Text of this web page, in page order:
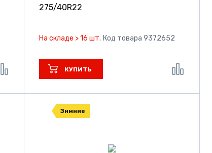
275/40R22
На складе > 16 шт. Код товара 9372652
КУПИТЬ
Зимние